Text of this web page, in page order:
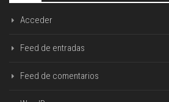
Acceder
Feed de entradas
Feed de comentarios